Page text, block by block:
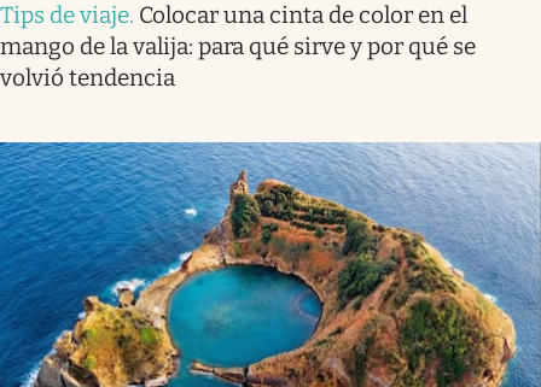
Tips de viaje. Colocar una cinta de color en el
mango de la valija: para qué sirve y por qué se
volvió tendencia